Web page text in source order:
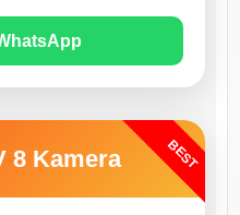
BEST
8 Kamera